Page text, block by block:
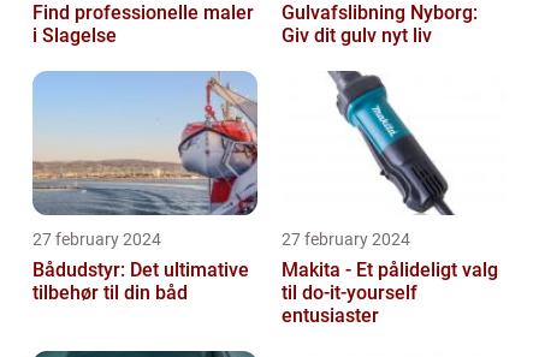
Find professionelle maler
i Slagelse
Gulvafslibning Nyborg:
Giv dit gulv nyt liv
27 february 2024
Bådudstyr: Det ultimative
tilbehør til din båd
27 february 2024
Makita - Et pålideligt valg
til do-it-yourself
entusiaster